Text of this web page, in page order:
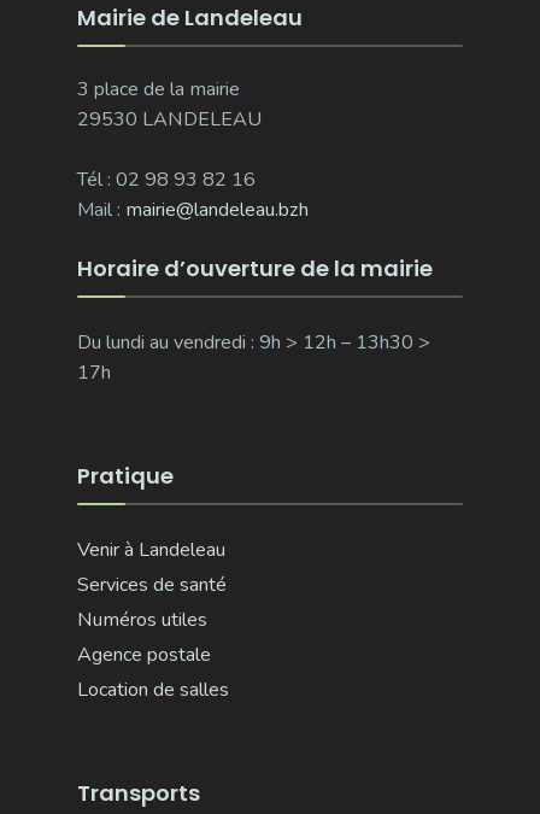
Mairie de Landeleau
3 place de la mairie
29530 LANDELEAU
Tél : 02 98 93 82 16
Mail : mairie@landeleau.bzh
Horaire d’ouverture de la mairie
Du lundi au vendredi : 9h > 12h – 13h30 >
17h
Pratique
Venir à Landeleau
Services de santé
Numéros utiles
Agence postale
Location de salles
Transports